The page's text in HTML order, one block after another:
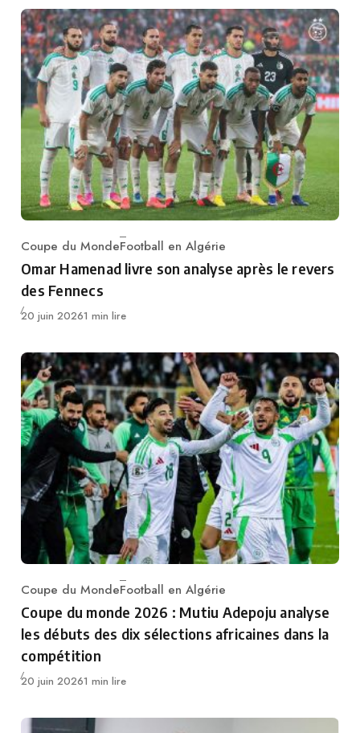
Category
Coupe du MondeFootball en Algérie
Omar Hamenad livre son analyse après le revers
des Fennecs
Publié
20 juin 20261 min lire
Category
Coupe du MondeFootball en Algérie
Coupe du monde 2026 : Mutiu Adepoju analyse
les débuts des dix sélections africaines dans la
compétition
Publié
20 juin 20261 min lire